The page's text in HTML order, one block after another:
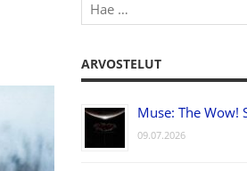
ARVOSTELUT
Muse: The
09.07.2026